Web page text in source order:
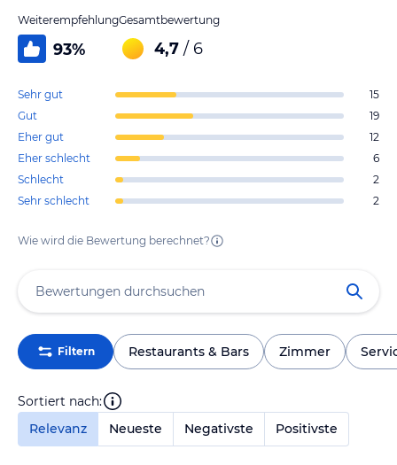
Weiterempfehlung
93%
Gesamtbewertung
4,7 / 6
Sehr gut
15
Gut
19
Eher gut
12
Eher schlecht
6
Schlecht
2
Sehr schlecht
2
Wie wird die Bewertung berechnet?
Filtern Restaurants & Bars Zimmer
Sortiert nach:
Relevanz
Neueste Negativste Positivste